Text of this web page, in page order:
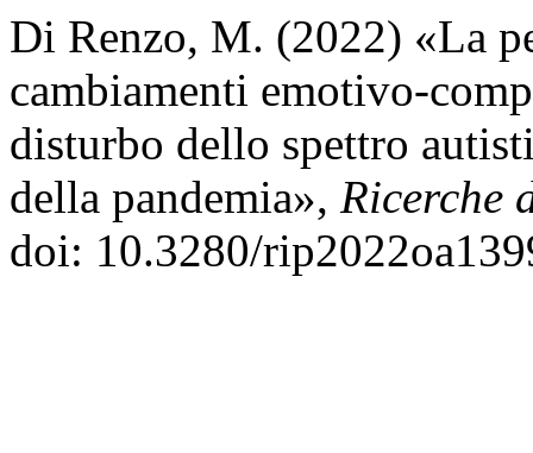
Di Renzo, M. (2022) «La
cambiamenti emotivo-
disturbo dello spettro
della pandemia», Ricerche
doi: 10.3280/